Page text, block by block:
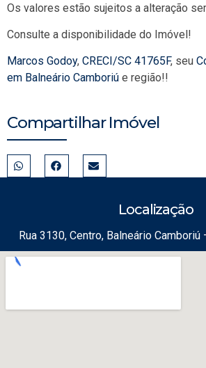
Os valores estão sujeitos a alteração
Consulte a disponibilidade do Imóvel!
Marcos Godoy, CRECI/SC 41765F, seu
em Balneário Camboriú e região!!
Compartilhar Imóvel
Localização
Rua 3130, Centro, Balneário